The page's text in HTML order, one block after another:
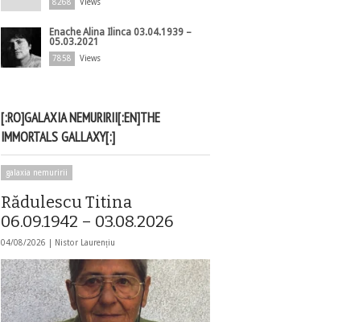
8268 Views
Enache Alina Ilinca 03.04.1939 –
05.03.2021
7858 Views
[:RO]GALAXIA NEMURIRII[:EN]THE
IMMORTALS GALLAXY[:]
galaxia nemuririi
Rădulescu Titina
06.09.1942 – 03.08.2026
04/08/2026 | Nistor Laurențiu